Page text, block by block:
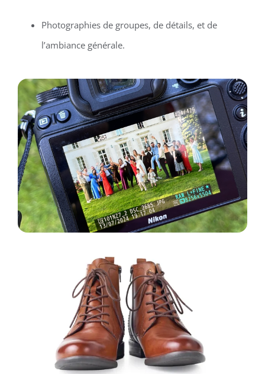
Photographies de groupes, de détails, et de
l’ambiance générale.